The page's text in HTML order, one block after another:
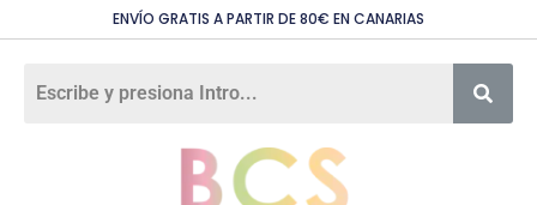
ENVÍO GRATIS A PARTIR DE 80€ EN CANARIAS